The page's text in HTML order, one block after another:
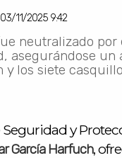
03/11/2025 9:42
neutralizado por
asegurándose un
y los siete
Seguridad y
García Harfuch,